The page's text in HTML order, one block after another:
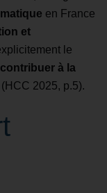
en France
et
le
à la
(HCC 2025, p.5).